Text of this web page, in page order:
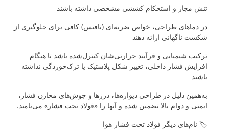
تنش مجاز و استحکام کششی مشخصی داشته باشند
در دماهای طراحی، خواص ضربه‌ای (تافنس) کافی برای جلوگیری از
شکست ناگهانی ارائه دهند
ترکیب شیمیایی و فرآیند حرارتی‌شان کنترل‌شده باشد تا هنگام
افزایش فشار داخلی، تغییر شکل پلاستیک یا ترک‌خوردگی نداشته
باشند
به‌همین دلیل در طراحی دیواره‌ها، درزها و جوش‌های مخازن فشار،
ایمنی و دوام بالا تضمین شده و آنها را «فولاد تحت فشار» می‌نامند.
🏷️ نام‌های دیگر فولاد تحت فشار هوا